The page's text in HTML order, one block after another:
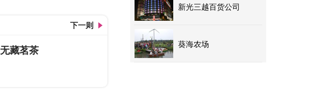
下一则
无藏茗茶
新光三越百货公司
葵海农场